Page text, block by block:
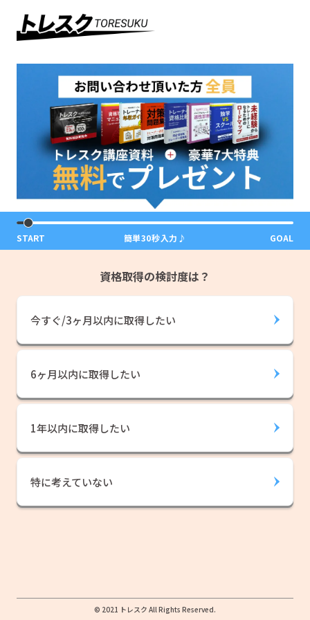
簡単30秒入力♪
START GOAL
資格取得の検討度は？
今すぐ/3ヶ月以内に取得したい
6ヶ月以内に取得したい
1年以内に取得したい
特に考えていない
© 2021 トレスク All Rights Reserved.